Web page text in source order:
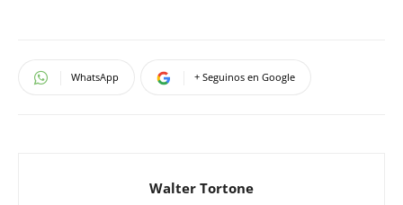
WhatsApp + Seguinos en Google
Walter Tortone